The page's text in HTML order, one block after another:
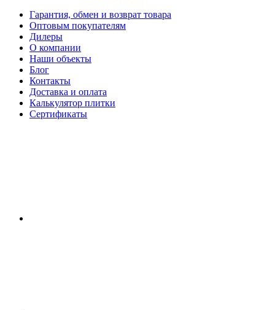
Гарантия, обмен и возврат товара
Оптовым покупателям
Дилеры
О компании
Наши объекты
Блог
Контакты
Доставка и оплата
Калькулятор плитки
Сертификаты